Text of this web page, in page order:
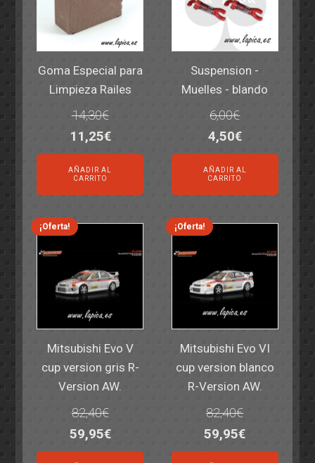
Goma Especial para
Limpieza Railes
14,30€
El
precio
original
era:
14,30€.
11,25€El
precio
actual
es:
11,25€.
AÑADIR AL
CARRITO
Suspension -
Muelles - blando
6,00€
El
precio
original
era:
6,00€.
4,50€El
precio
actual
es:
4,50€.
AÑADIR AL
CARRITO
¡Oferta!
Mitsubishi Evo V
cup version gris R-
Version AW.
82,40€
El
precio
59,95€El
precio
¡Oferta!
Mitsubishi Evo VI
cup version blanco
R-Version AW.
82,40€
El
precio
59,95€El
precio